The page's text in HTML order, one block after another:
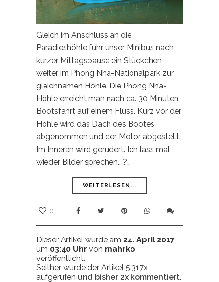
Gleich im Anschluss an die
Paradieshöhle fuhr unser Minibus nach
kurzer Mittagspause ein Stückchen
weiter im Phong Nha-Nationalpark zur
gleichnamen Höhle. Die Phong Nha-
Höhle erreicht man nach ca. 30 Minuten
Bootsfahrt auf einem Fluss. Kurz vor der
Höhle wird das Dach des Bootes
abgenommen und der Motor abgestellt.
Im Inneren wird gerudert. Ich lass mal
wieder Bilder sprechen.. ?…
WEITERLESEN...
0
Dieser Artikel wurde am 24. April 2017
um 03:40 Uhr von mahrko
veröffentlicht.
Seither wurde der Artikel 5.317x
aufgerufen und bisher 2x kommentiert.